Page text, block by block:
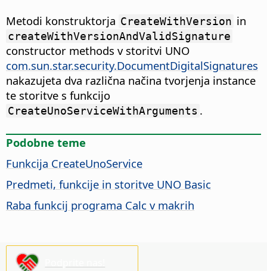
Metodi konstruktorja CreateWithVersion in
createWithVersionAndValidSignature
constructor methods v storitvi UNO
com.sun.star.security.DocumentDigitalSignatures
nakazujeta dva različna načina tvorjenja instance
te storitve s funkcijo
CreateUnoServiceWithArguments .
Podobne teme
Funkcija CreateUnoService
Predmeti, funkcije in storitve UNO Basic
Raba funkcij programa Calc v makrih